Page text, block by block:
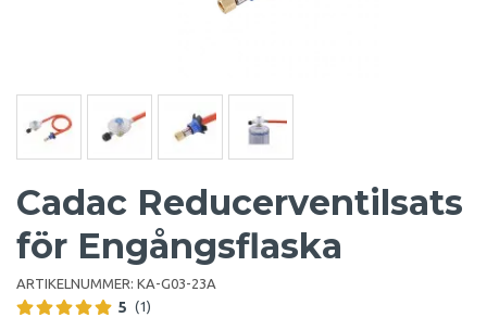
Cadac Reducerventilsats
för Engångsflaska
ARTIKELNUMMER: KA-G03-23A
5 (1)